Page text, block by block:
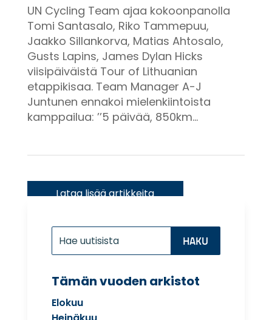
UN Cycling Team ajaa kokoonpanolla
Tomi Santasalo, Riko Tammepuu,
Jaakko Sillankorva, Matias Ahtosalo,
Gusts Lapins, James Dylan Hicks
viisipäiväistä Tour of Lithuanian
etappikisaa. Team Manager A-J
Juntunen ennakoi mielenkiintoista
kamppailua: ’’5 päivää, 850km...
« Vanhemmat merkinnät
for...
Tämän vuoden arkistot
Elokuu